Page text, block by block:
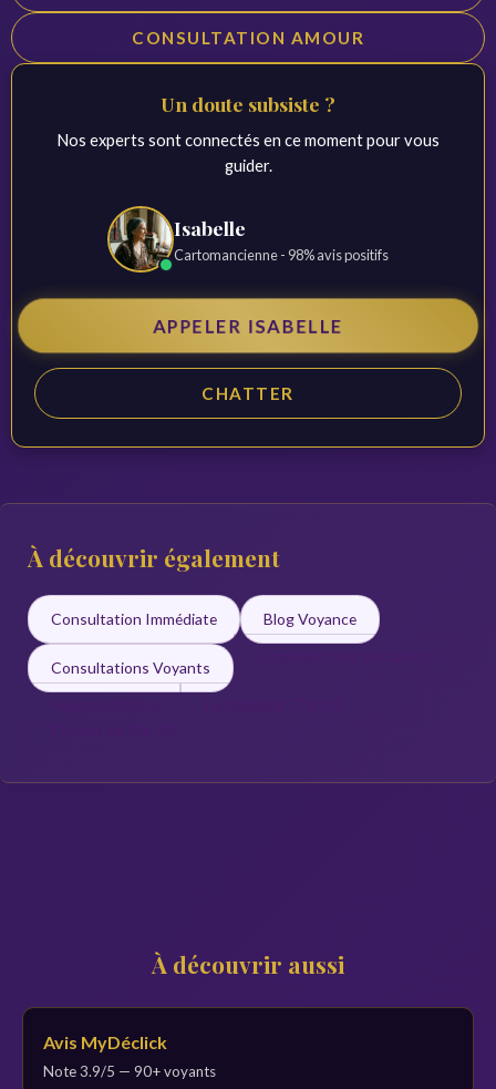
CONSULTATION AMOUR
Un doute subsiste ?
Nos experts sont connectés en ce moment pour vous
guider.
Isabelle
Cartomancienne - 98% avis positifs
APPELER ISABELLE
CHATTER
À découvrir également
Consultation Immédiate Blog Voyance
Consultations Voyants
À découvrir aussi
Avis MyDéclick
Note 3.9/5 — 90+ voyants